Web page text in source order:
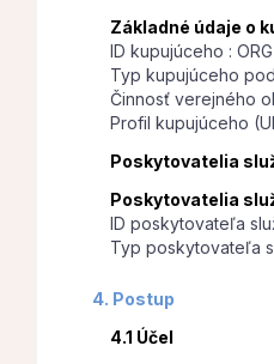
Základné údaje o
ID kupujúceho :
Typ kupujúceho
Činnosť verejného
Profil kupujúceho
Poskytovatelia
Poskytovatelia
ID poskytovateľa
Typ poskytovateľa
4. Postup
4.1 Účel